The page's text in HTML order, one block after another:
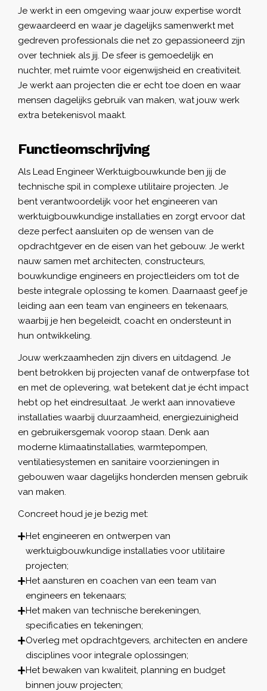
Je werkt in een omgeving waar jouw expertise wordt
gewaardeerd en waar je dagelijks samenwerkt met
gedreven professionals die net zo gepassioneerd zijn
over techniek als jij. De sfeer is gemoedelijk en
nuchter, met ruimte voor eigenwijsheid en creativiteit.
Je werkt aan projecten die er echt toe doen en waar
mensen dagelijks gebruik van maken, wat jouw werk
extra betekenisvol maakt.
Functieomschrijving
Als Lead Engineer Werktuigbouwkunde ben jij de
technische spil in complexe utilitaire projecten. Je
bent verantwoordelijk voor het engineeren van
werktuigbouwkundige installaties en zorgt ervoor dat
deze perfect aansluiten op de wensen van de
opdrachtgever en de eisen van het gebouw. Je werkt
nauw samen met architecten, constructeurs,
bouwkundige engineers en projectleiders om tot de
beste integrale oplossing te komen. Daarnaast geef je
leiding aan een team van engineers en tekenaars,
waarbij je hen begeleidt, coacht en ondersteunt in
hun ontwikkeling.
Jouw werkzaamheden zijn divers en uitdagend. Je
bent betrokken bij projecten vanaf de ontwerpfase tot
en met de oplevering, wat betekent dat je écht impact
hebt op het eindresultaat. Je werkt aan innovatieve
installaties waarbij duurzaamheid, energiezuinigheid
en gebruikersgemak voorop staan. Denk aan
moderne klimaatinstallaties, warmtepompen,
ventilatiesystemen en sanitaire voorzieningen in
gebouwen waar dagelijks honderden mensen gebruik
van maken.
Concreet houd je je bezig met:
Het engineeren en ontwerpen van
werktuigbouwkundige installaties voor utilitaire
projecten;
Het aansturen en coachen van een team van
engineers en tekenaars;
Het maken van technische berekeningen,
specificaties en tekeningen;
Overleg met opdrachtgevers, architecten en andere
disciplines voor integrale oplossingen;
Het bewaken van kwaliteit, planning en budget
binnen jouw projecten;